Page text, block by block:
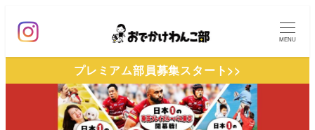
ン
MENU
プレミアム部員募集スタート>>